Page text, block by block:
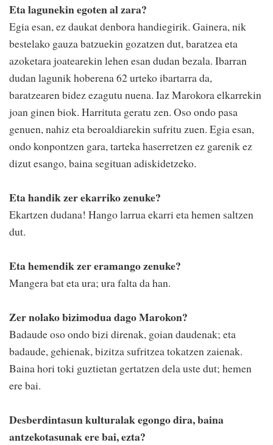
Eta lagunekin egoten al zara?
Egia esan, ez daukat denbora handiegirik. Gainera, nik
bestelako gauza batzuekin gozatzen dut, baratzea eta
azoketara joatearekin lehen esan dudan bezala. Ibarran
dudan lagunik hoberena 62 urteko ibartarra da,
baratzearen bidez ezagutu nuena. Iaz Marokora elkarrekin
joan ginen biok. Harrituta geratu zen. Oso ondo pasa
genuen, nahiz eta beroaldiarekin sufritu zuen. Egia esan,
ondo konpontzen gara, tarteka haserretzen ez garenik ez
dizut esango, baina segituan adiskidetzeko.
Eta handik zer ekarriko zenuke?
Ekartzen dudana! Hango larrua ekarri eta hemen saltzen
dut.
Eta hemendik zer eramango zenuke?
Mangera bat eta ura; ura falta da han.
Zer nolako bizimodua dago Marokon?
Badaude oso ondo bizi direnak, goian daudenak; eta
badaude, gehienak, bizitza sufritzea tokatzen zaienak.
Baina hori toki guztietan gertatzen dela uste dut; hemen
ere bai.
Desberdintasun kulturalak egongo dira, baina
antzekotasunak ere bai, ezta?